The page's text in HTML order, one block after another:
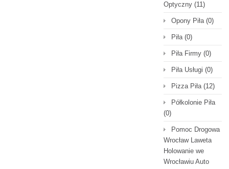
Optyczny (11)
Opony Piła(0)
Piła(0)
Piła Firmy (0)
Piła Usługi (0)
Pizza Piła(12)
Półkolonie Piła
(0)
Pomoc Drogowa
Wrocław Laweta
Holowanie we
Wrocławiu Auto